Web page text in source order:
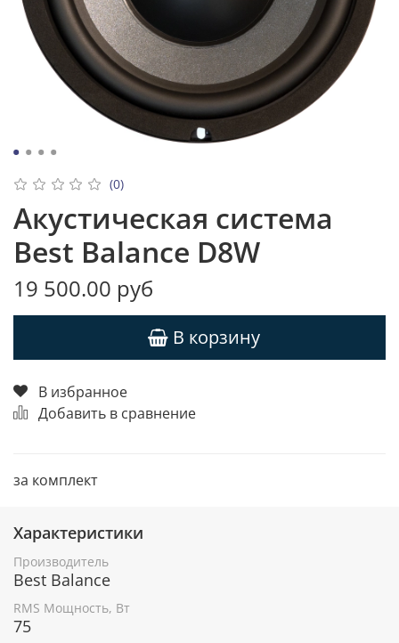
(0)
Акустическая система
Best Balance D8W
19 500.00 руб
В корзину
В избранное
Добавить в сравнение
за комплект
Характеристики
Производитель
Best Balance
RMS Мощность, Вт
75